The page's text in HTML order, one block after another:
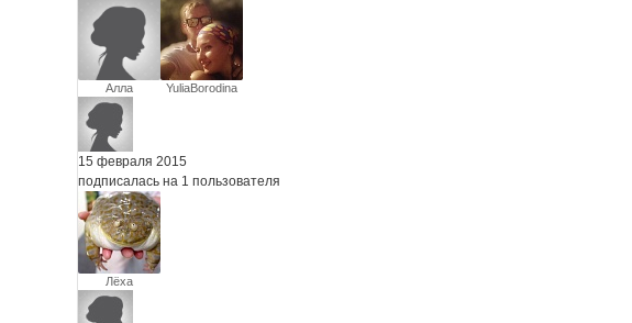
Алла YuliaBorodina
15 февраля 2015
подписалась на 1 пользователя
Лёха